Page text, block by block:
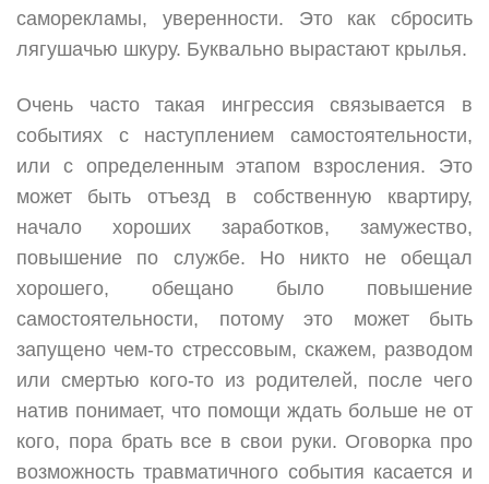
саморекламы, уверенности. Это как сбросить
лягушачью шкуру. Буквально вырастают крылья.
Очень часто такая ингрессия связывается в
событиях с наступлением самостоятельности,
или с определенным этапом взросления. Это
может быть отъезд в собственную квартиру,
начало хороших заработков, замужество,
повышение по службе. Но никто не обещал
хорошего, обещано было повышение
самостоятельности, потому это может быть
запущено чем-то стрессовым, скажем, разводом
или смертью кого-то из родителей, после чего
натив понимает, что помощи ждать больше не от
кого, пора брать все в свои руки. Оговорка про
возможность травматичного события касается и